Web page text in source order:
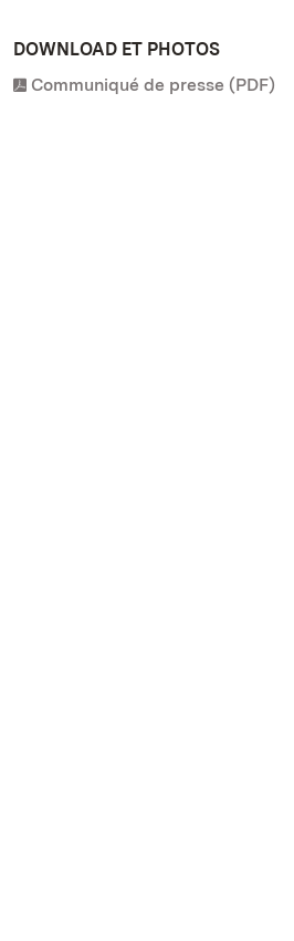
DOWNLOAD ET PHOTOS
Communiqué de presse (PDF)